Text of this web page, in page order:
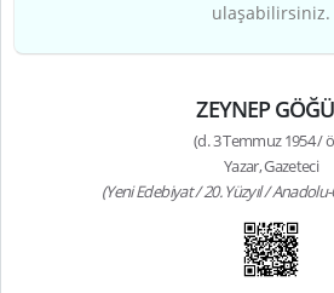
ulaşabilirsiniz.
ZEYNEP
(d. 3 Temmuz 1954 /
Yazar, Gazeteci
(Yeni Edebiyat / 20. Yüzyıl /